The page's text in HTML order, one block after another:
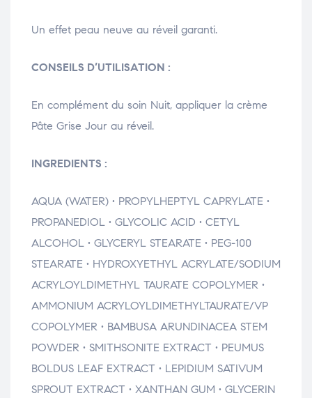
Un effet peau neuve au réveil garanti.
CONSEILS D’UTILISATION :
En complément du soin Nuit, appliquer la crème
Pâte Grise Jour au réveil.
INGREDIENTS :
AQUA (WATER) • PROPYLHEPTYL CAPRYLATE •
PROPANEDIOL • GLYCOLIC ACID • CETYL
ALCOHOL • GLYCERYL STEARATE • PEG-100
STEARATE • HYDROXYETHYL ACRYLATE/SODIUM
ACRYLOYLDIMETHYL TAURATE COPOLYMER •
AMMONIUM ACRYLOYLDIMETHYLTAURATE/VP
COPOLYMER • BAMBUSA ARUNDINACEA STEM
POWDER • SMITHSONITE EXTRACT • PEUMUS
BOLDUS LEAF EXTRACT • LEPIDIUM SATIVUM
SPROUT EXTRACT • XANTHAN GUM • GLYCERIN